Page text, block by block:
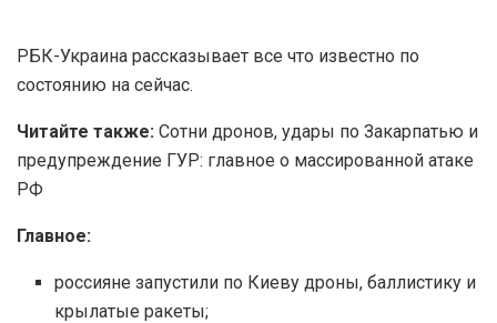
РБК-Украина рассказывает все что известно по
состоянию на сейчас.
Читайте также: Сотни дронов, удары по Закарпатью и
предупреждение ГУР: главное о массированной атаке
РФ
Главное:
россияне запустили по Киеву дроны, баллистику и
крылатые ракеты;